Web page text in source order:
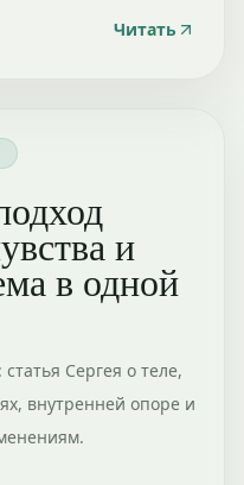
Читать
и
в одной
Сергея о теле,
внутренней опоре и